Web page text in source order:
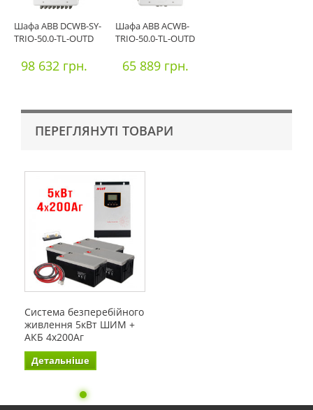
Шафа ABB DCWB-SY-
TRIO-50.0-TL-OUTD
98 632 грн.
Шафа ABB ACWB-
TRIO-50.0-TL-OUTD
65 889 грн.
ПЕРЕГЛЯНУТІ ТОВАРИ
Система безперебійного
живлення 5кВт ШИМ +
АКБ 4х200Аг
Детальніше